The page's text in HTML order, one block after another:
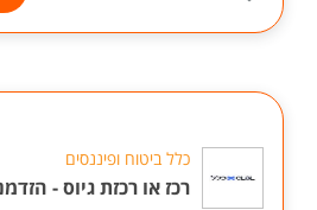
כלל ביטוח ופיננסים
רכז או רכזת גיוס -